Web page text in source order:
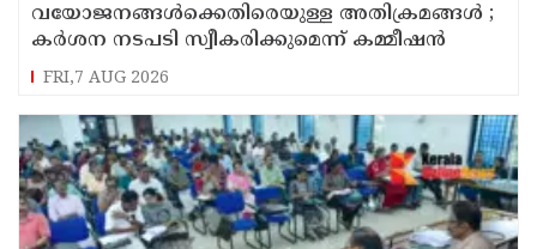
വയോജനങ്ങൾക്കെതിരെയുള്ള അതിക്രമങ്ങൾ ;
കർശന നടപടി സ്വീകരിക്കുമെന്ന് കമ്മീഷൻ
FRI,7 AUG 2026